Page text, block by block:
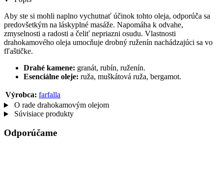
Aby ste si mohli naplno vychutnať účinok tohto oleja, odporúča sa
predovšetkým na láskyplné masáže. Napomáha k odvahe,
zmyselnosti a radosti a čeliť nepriazni osudu. Vlastnosti
drahokamového oleja umocňuje drobný ruženín nachádzajúci sa vo
fľaštičke.
Drahé kamene: granát, rubín, ruženín.
Esenciálne oleje: ruža, muškátová ruža, bergamot.
Výrobca: farfalla
O rade drahokamovým olejom
Súvisiace produkty
Odporúčame